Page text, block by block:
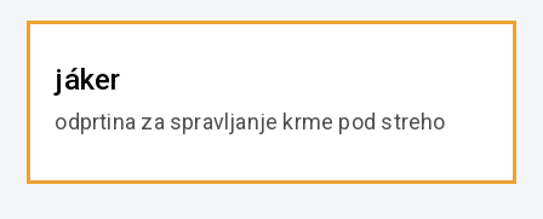
jáker
odprtina za spravljanje krme pod streho